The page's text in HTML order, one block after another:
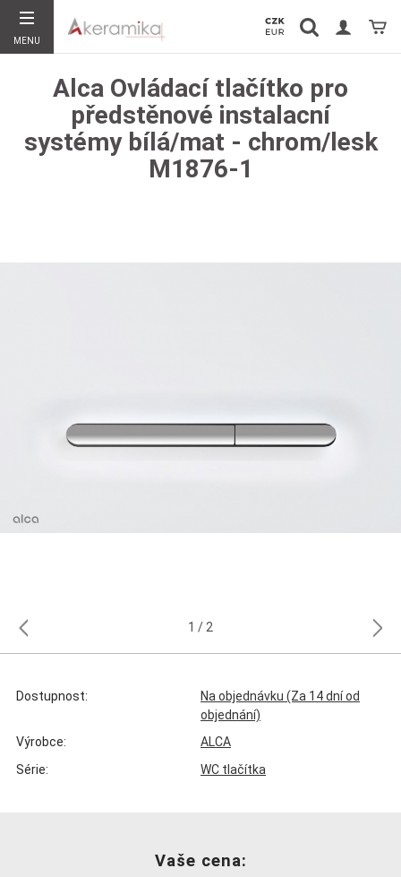
MENU
Vyhledávání Košík
Alca Ovládací tlačítko pro
předstěnové instalacní
systémy bílá/mat - chrom/lesk
M1876-1
1 2
Dostupnost:
Na objednávku (Za 14 dní od
objednání)
Výrobce:
ALCA
Série:
WC tlačítka
Vaše cena: